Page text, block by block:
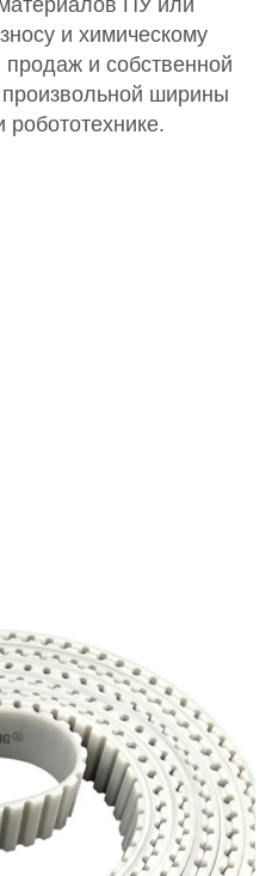
ПУ или
и химическому
и собственной
ширины